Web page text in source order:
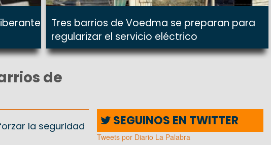
Tres barrios de Voedma se preparan para
regularizar el servicio eléctrico
de
la seguridad
SEGUINOS EN TWITTER
Tweets por Diario La Palabra